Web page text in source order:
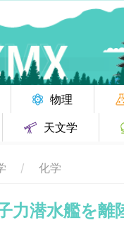
物理
天文学
化学
力潜水艦を離